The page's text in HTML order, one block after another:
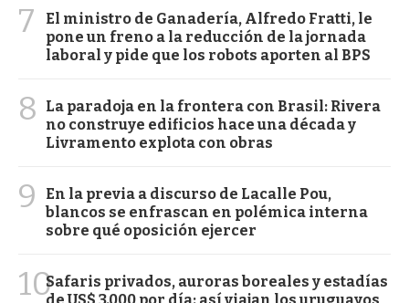
7
El ministro de Ganadería, Alfredo Fratti, le
pone un freno a la reducción de la jornada
laboral y pide que los robots aporten al BPS
8
La paradoja en la frontera con Brasil: Rivera
no construye edificios hace una década y
Livramento explota con obras
9
En la previa a discurso de Lacalle Pou,
blancos se enfrascan en polémica interna
sobre qué oposición ejercer
10Safaris privados, auroras boreales y estadías